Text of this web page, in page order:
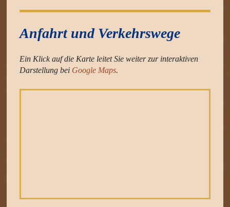
Anfahrt und Verkehrswege
Ein Klick auf die Karte leitet Sie weiter zur interaktiven
Darstellung bei Google Maps.